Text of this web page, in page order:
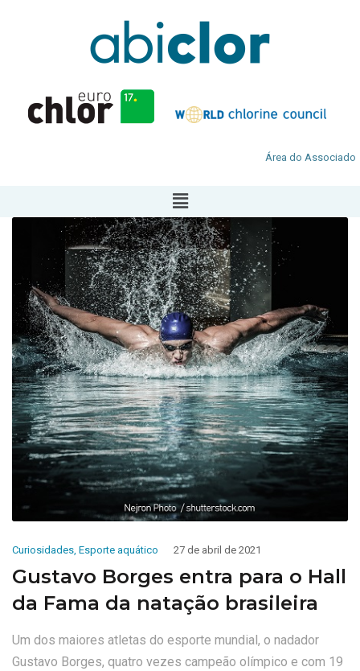
Área do Associado
Curiosidades, Esporte aquático 27 de abril de 2021
Gustavo Borges entra para o Hall
da Fama da natação brasileira
Um dos maiores atletas do esporte mundial, o nadador
Gustavo Borges, quatro vezes campeão olímpico e com 19